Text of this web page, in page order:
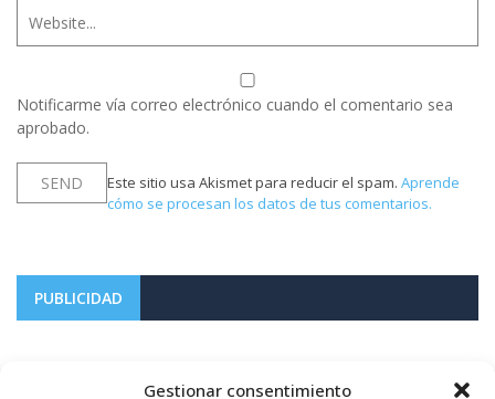
Gestionar consentimiento
Notificarme vía correo electrónico cuando el comentario sea
aprobado.
Este sitio usa Akismet para reducir el spam. Aprende
cómo se procesan los datos de tus comentarios.
PUBLICIDAD